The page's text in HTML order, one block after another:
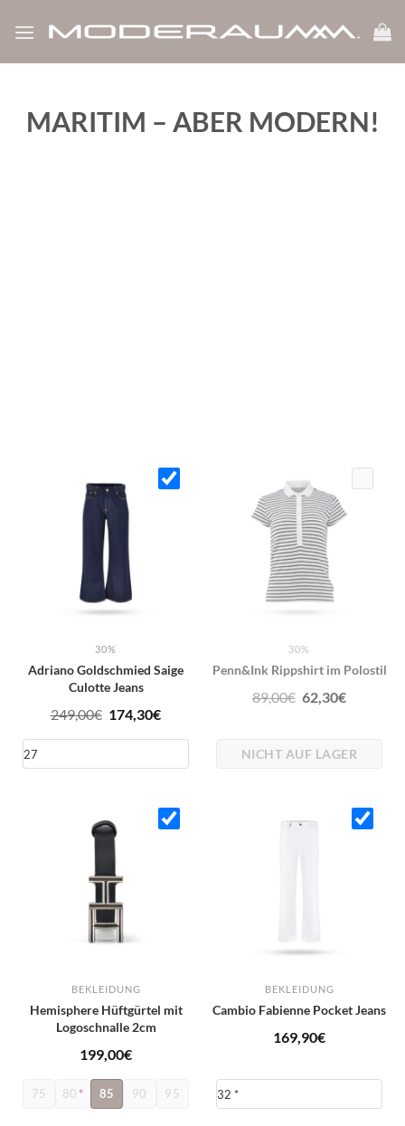
Inhalt
MARITIM – ABER MODERN!
30%
Adriano Goldschmied Saige
Culotte Jeans
249,00€ Ursprünglicher
Preis
174,30€Aktueller
Preis
30%
Penn&Ink Rippshirt im Polostil
89,00€ Ursprünglicher
89,00€
62,30€
62,30€.
NICHT AUF LAGER
BEKLEIDUNG
Hemisphere Hüftgürtel mit
Logoschnalle 2cm
199,00€
75 80 * 85 90 95
BEKLEIDUNG
Cambio Fabienne Pocket Jeans
169,90€